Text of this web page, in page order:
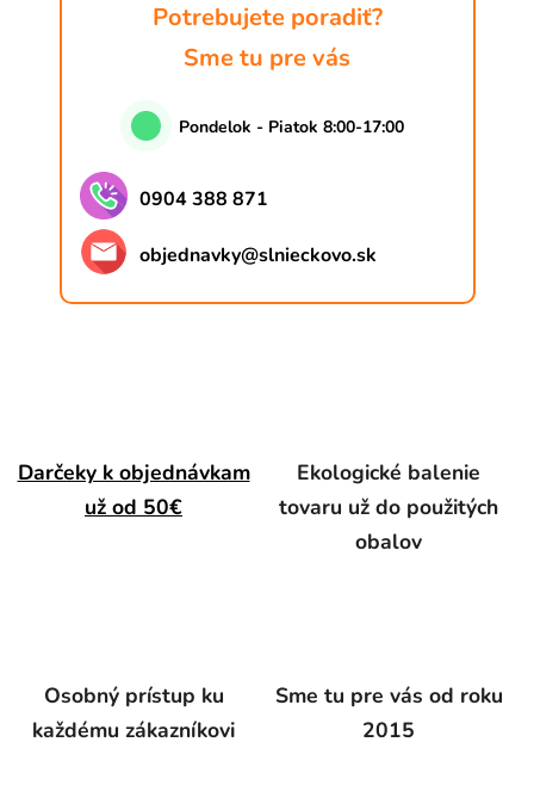
Potrebujete poradiť?
Sme tu pre vás
Pondelok - Piatok 8:00-17:00
0904 388 871
objednavky@slnieckovo.sk
Darčeky k objednávkam
už od 50€
Ekologické balenie
tovaru už do použitých
obalov
Osobný prístup ku
každému zákazníkovi
Sme tu pre vás od roku
2015